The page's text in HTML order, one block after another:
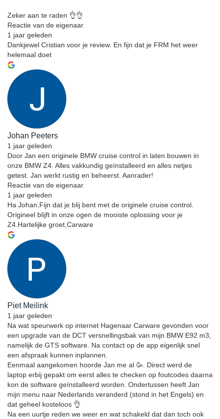
Zeker aan te raden 👌👌
Reactie van de eigenaar
1 jaar geleden
Dankjewel Cristian voor je review. En fijn dat je FRM het weer
helemaal doet
Johan Peeters
1 jaar geleden
Door Jan een originele BMW cruise control in laten bouwen in
onze BMW Z4. Alles vakkundig geïnstalleerd en alles netjes
getest. Jan werkt rustig en beheerst. Aanrader!
Reactie van de eigenaar
1 jaar geleden
Ha Johan,Fijn dat je blij bent met de originele cruise control.
Origineel blijft in onze ogen de mooiste oplossing voor je
Z4.Hartelijke groet,Carware
Piet Meilink
1 jaar geleden
Na wat speurwerk op internet Hagenaar Carware gevonden voor
een upgrade van de DCT versnellingsbak van mijn BMW E92 m3,
namelijk de GTS software. Na contact op de app eigenlijk snel
een afspraak kunnen inplannen.
Eenmaal aangekomen hoorde Jan me al 🥳. Direct werd de
laptop erbij gepakt om eerst alles te checken op foutcodes daarna
kon de software geïnstalleerd worden. Ondertussen heeft Jan
mijn menu naar Nederlands veranderd (stond in het Engels) en
dat geheel kosteloos 👌
Na een uurtje reden we weer en wat schakeld dat dan toch ook